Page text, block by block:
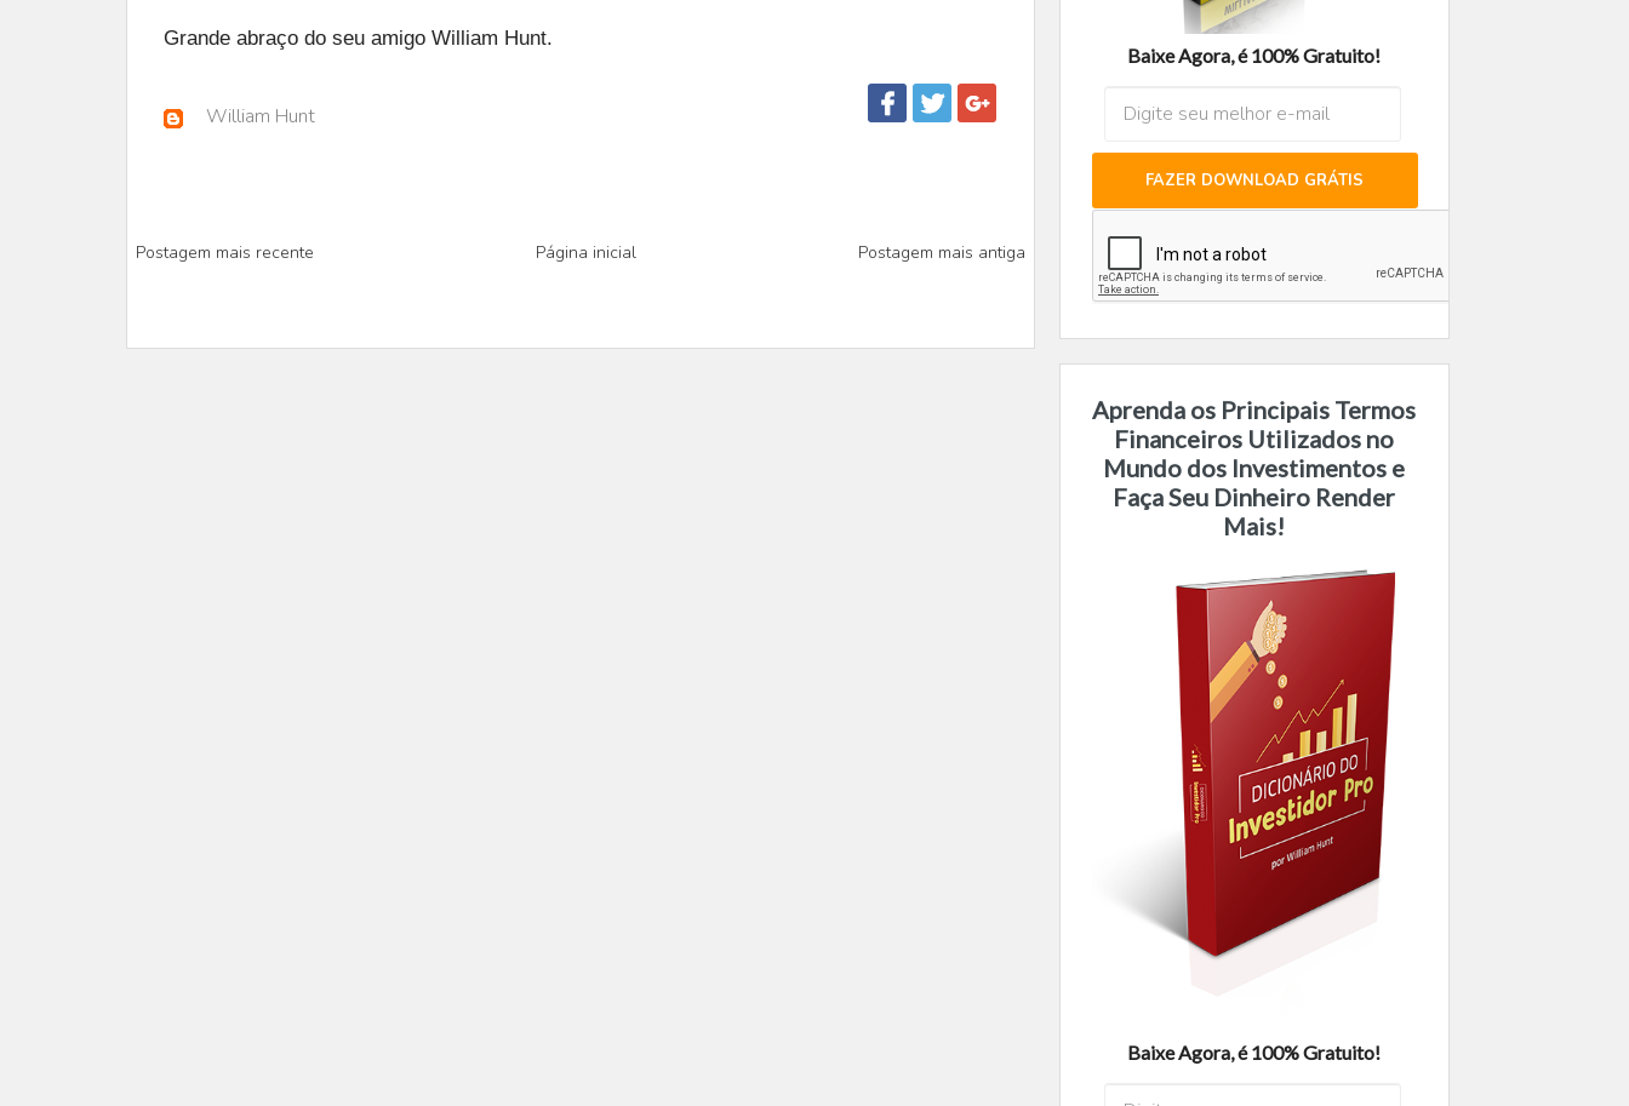
Grande abraço do seu amigo William Hunt.
William Hunt
Postagem mais recente Página inicial Postagem mais antiga
Baixe Agora, é 100% Gratuito!
FAZER DOWNLOAD GRÁTIS
Aprenda os Principais Termos
Financeiros Utilizados no
Mundo dos Investimentos e
Faça Seu Dinheiro Render
Mais!
Baixe Agora, é 100% Gratuito!